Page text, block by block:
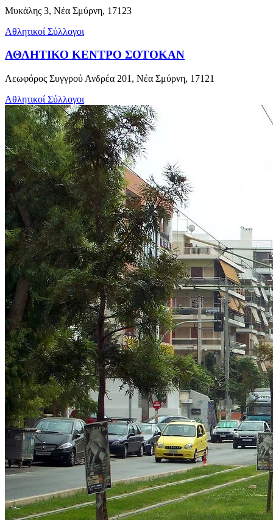
Μυκάλης 3, Νέα Σμύρνη, 17123
Αθλητικοί Σύλλογοι
ΑΘΛΗΤΙΚΟ ΚΕΝΤΡΟ ΣΟΤΟΚΑΝ
Λεωφόρος Συγγρού Ανδρέα 201, Νέα Σμύρνη, 17121
Αθλητικοί Σύλλογοι